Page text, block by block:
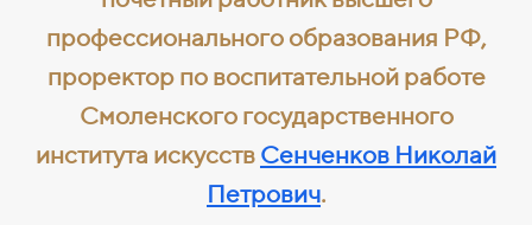
профессионального образования РФ,
проректор по воспитательной работе
Смоленского государственного
института искусств Сенченков Николай
Петрович.